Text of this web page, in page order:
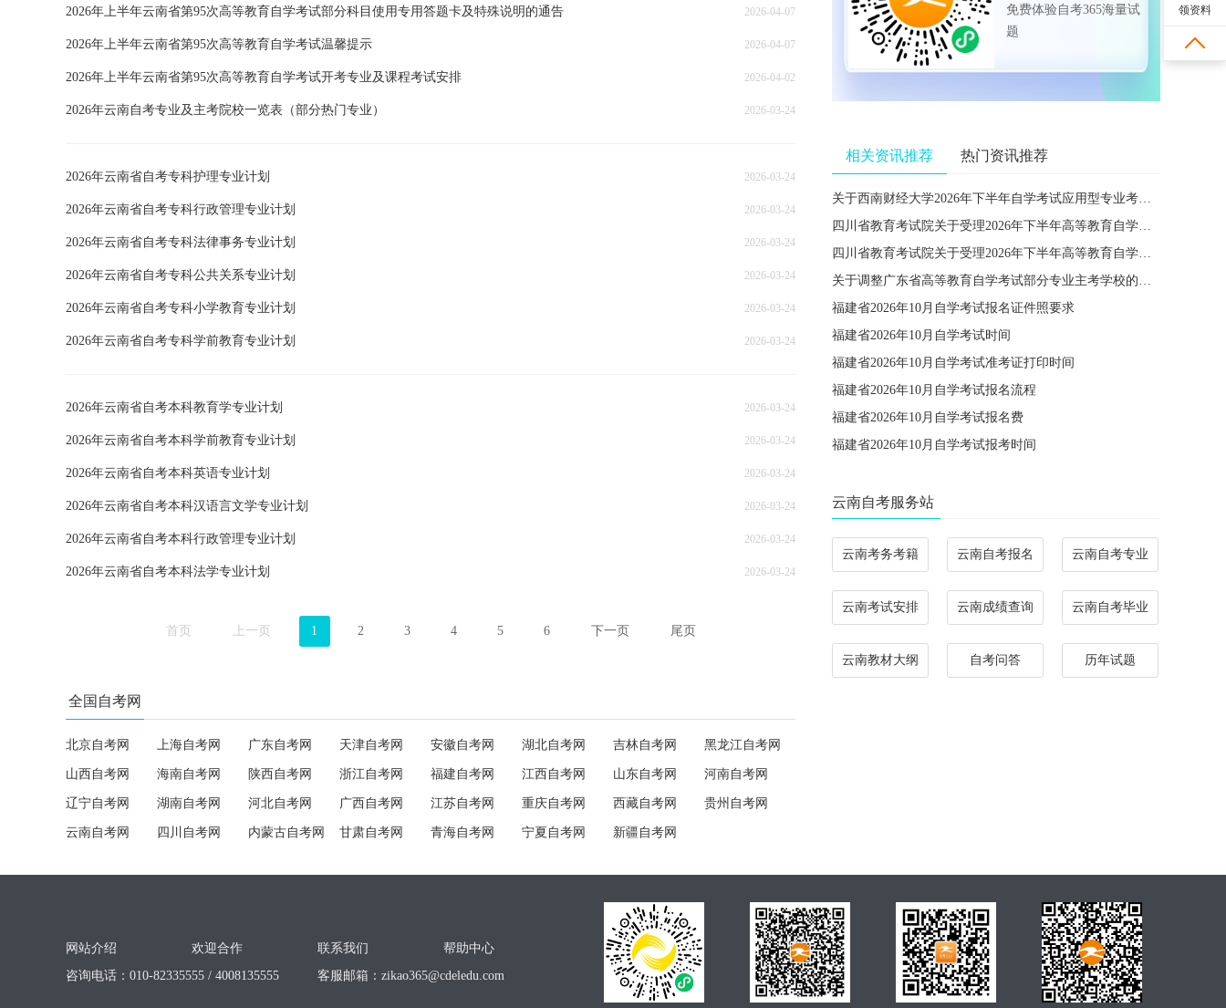
2026年上半年云南省第95次高等教育自学考试部分科目使用专用答题卡及特殊说明的通告 2026-04-07
2026年上半年云南省第95次高等教育自学考试温馨提示 2026-04-07
2026年上半年云南省第95次高等教育自学考试开考专业及课程考试安排 2026-04-02
2026年云南自考专业及主考院校一览表（部分热门专业） 2026-03-24
2026年云南省自考专科护理专业计划 2026-03-24
2026年云南省自考专科行政管理专业计划 2026-03-24
2026年云南省自考专科法律事务专业计划 2026-03-24
2026年云南省自考专科公共关系专业计划 2026-03-24
2026年云南省自考专科小学教育专业计划 2026-03-24
2026年云南省自考专科学前教育专业计划 2026-03-24
2026年云南省自考本科教育学专业计划 2026-03-24
2026年云南省自考本科学前教育专业计划 2026-03-24
2026年云南省自考本科英语专业计划 2026-03-24
2026年云南省自考本科汉语言文学专业计划 2026-03-24
2026年云南省自考本科行政管理专业计划 2026-03-24
2026年云南省自考本科法学专业计划 2026-03-24
首页 上一页 1 2 3 4 5 6 下一页 尾页
全国自考网
北京自考网 上海自考网 广东自考网 天津自考网 安徽自考网 湖北自考网 吉林自考网 黑龙江自考网
山西自考网 海南自考网 陕西自考网 浙江自考网 福建自考网 江西自考网 山东自考网 河南自考网
辽宁自考网 湖南自考网 河北自考网 广西自考网 江苏自考网 重庆自考网 西藏自考网 贵州自考网
云南自考网 四川自考网 内蒙古自考网 甘肃自考网 青海自考网 宁夏自考网 新疆自考网
免费体验自考365海量试
题
相关资讯推荐 热门资讯推荐
关于西南财经大学2026年下半年自学考试应用型专业考籍更改办理的通知
四川省教育考试院关于受理2026年下半年高等教育自学考试省际转考申请的通告
四川省教育考试院关于受理2026年下半年高等教育自学考试考籍更改申请的通告
关于调整广东省高等教育自学考试部分专业主考学校的通知
福建省2026年10月自学考试报名证件照要求
福建省2026年10月自学考试时间
福建省2026年10月自学考试准考证打印时间
福建省2026年10月自学考试报名流程
福建省2026年10月自学考试报名费
福建省2026年10月自学考试报考时间
云南自考服务站
云南考务考籍 云南自考报名 云南自考专业
云南考试安排 云南成绩查询 云南自考毕业
云南教材大纲 自考问答 历年试题
领资料
网站介绍 欢迎合作 联系我们
帮助中心
咨询电话：010-82335555 / 4008135555
客服邮箱： zikao365@cdeledu.com